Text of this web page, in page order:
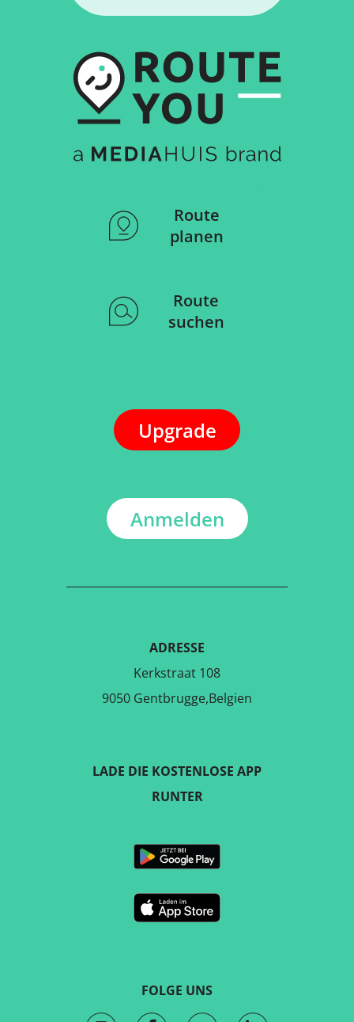
Route
planen
Route
suchen
Upgrade
Anmelden
ADRESSE
Kerkstraat 108
9050 Gentbrugge,Belgien
FOLGE UNS
LADE DIE KOSTENLOSE APP
RUNTER